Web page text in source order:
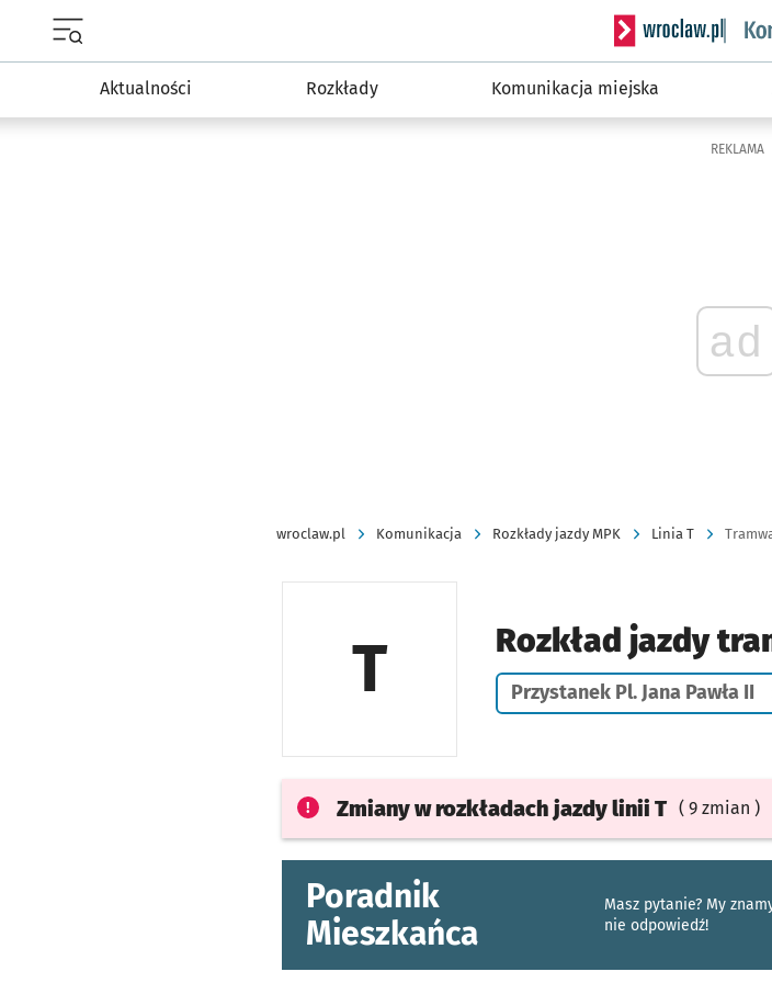
Serwis
Aktualności Rozkłady Komunikacja miejska
REKLAMA
ad
wroclaw.pl Komunikacja Rozkłady jazdy MPK Linia T
T Rozkład jazdy
Przystanek Pl. Jana Pawła II
Zmiany w rozkładach jazdylinii T ( 9 zmian )
Poradnik
Mieszkańca
Masz pytanie? My
nie odpowiedź!